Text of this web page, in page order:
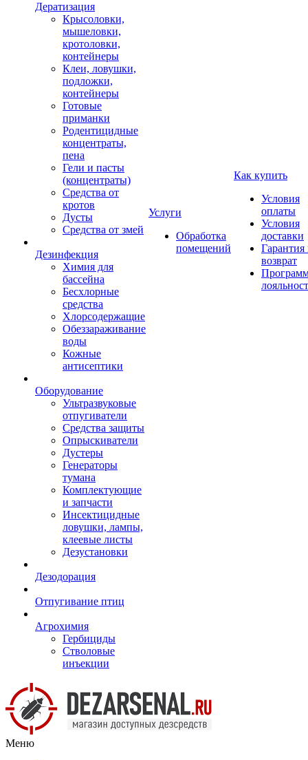
Дератизация
Крысоловки,
мышеловки,
кротоловки,
контейнеры
Клеи, ловушки,
подложки,
контейнеры
Готовые
приманки
Родентицидные
концентраты,
пена
Гели и пасты
(концентраты)
Средства от
кротов
Дусты
Средства от змей
Дезинфекция
Химия для
бассейна
Бесхлорные
средства
Хлорсодержащие
Обеззараживание
воды
Кожные
антисептики
Оборудование
Ультразвуковые
отпугиватели
Средства защиты
Опрыскиватели
Дустеры
Генераторы
тумана
Комплектующие
и запчасти
Инсектицидные
ловушки, лампы,
клеевые листы
Дезустановки
Дезодорация
Отпугивание птиц
Агрохимия
Гербициды
Стволовые
инъекции
Услуги
Обработка
помещений
Как купить
Условия
оплаты
Условия
доставки
Гарантия
возврат
Меню